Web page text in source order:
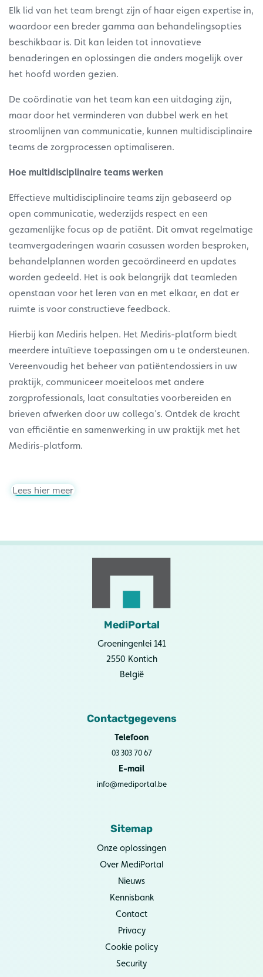
Elk lid van het team brengt zijn of haar eigen expertise in,
waardoor een breder gamma aan behandelingsopties
beschikbaar is. Dit kan leiden tot innovatieve
benaderingen en oplossingen die anders mogelijk over
het hoofd worden gezien.
De coördinatie van het team kan een uitdaging zijn,
maar door het verminderen van dubbel werk en het
stroomlijnen van communicatie, kunnen multidisciplinaire
teams de zorgprocessen optimaliseren.
Hoe multidisciplinaire teams werken
Effectieve multidisciplinaire teams zijn gebaseerd op
open communicatie, wederzijds respect en een
gezamenlijke focus op de patiënt. Dit omvat regelmatige
teamvergaderingen waarin casussen worden besproken,
behandelplannen worden gecoördineerd en updates
worden gedeeld. Het is ook belangrijk dat teamleden
openstaan voor het leren van en met elkaar, en dat er
ruimte is voor constructieve feedback.
Hierbij kan Mediris helpen. Het Mediris-platform biedt
meerdere intuïtieve toepassingen om u te ondersteunen.
Vereenvoudig het beheer van patiëntendossiers in uw
praktijk, communiceer moeiteloos met andere
zorgprofessionals, laat consultaties voorbereiden en
brieven afwerken door uw collega’s. Ontdek de kracht
van efficiëntie en samenwerking in uw praktijk met het
Mediris-platform.
Lees hier meer
MediPortal
Groeningenlei 141
2550 Kontich
België
Contactgegevens
Telefoon
03 303 70 67
E-mail
info@mediportal.be
Sitemap
Onze oplossingen
Over MediPortal
Nieuws
Kennisbank
Contact
Privacy
Cookie policy
Security